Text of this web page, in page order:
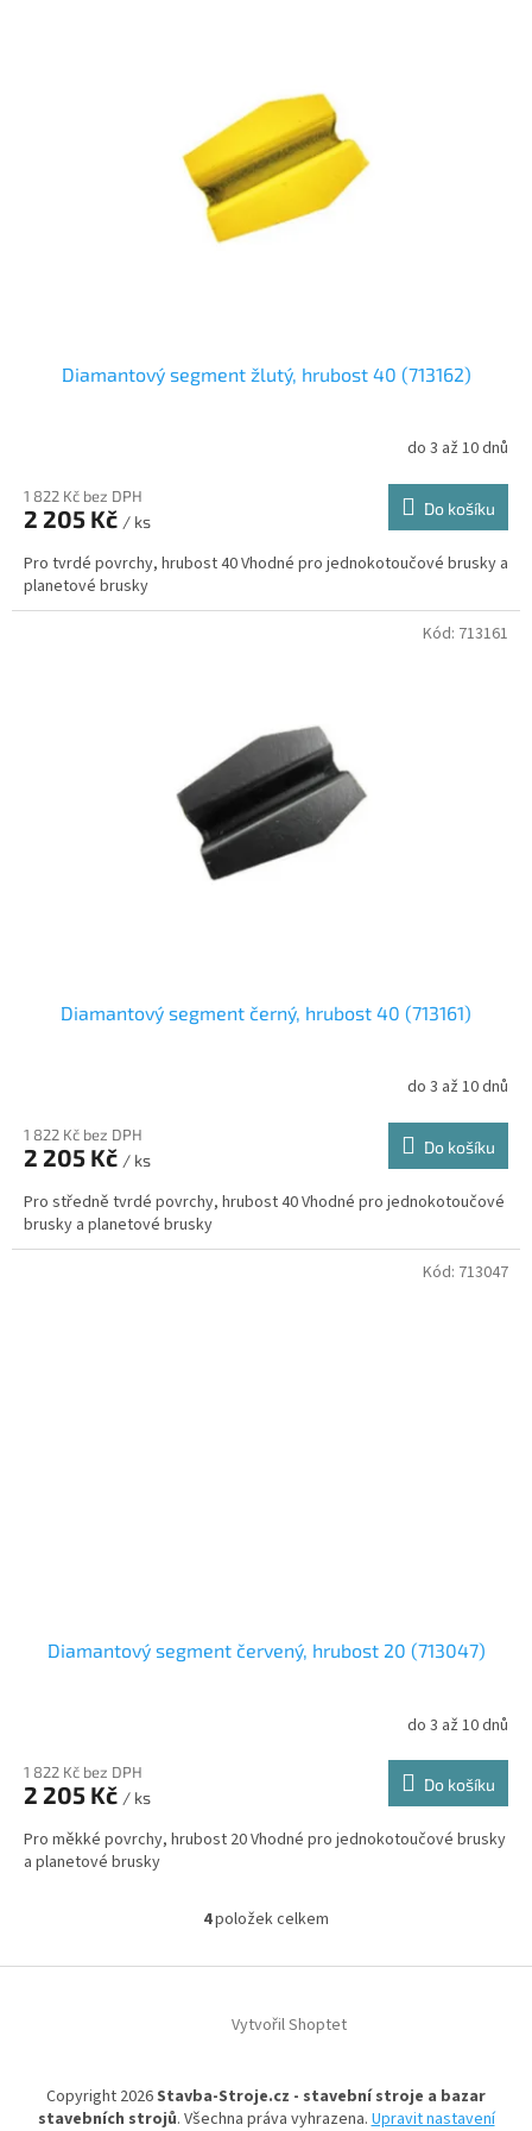
Diamantový segment žlutý, hrubost 40 (713162)
do 3 až 10 dnů
1 822 Kč bez DPH
2 205 Kč / ks
Do košíku
Pro tvrdé povrchy, hrubost 40 Vhodné pro jednokotoučové brusky a
planetové brusky
Diamantový segment černý, hrubost 40 (713161)
do 3 až 10 dnů
1 822 Kč bez DPH
2 205 Kč / ks
Do košíku
Pro středně tvrdé povrchy, hrubost 40 Vhodné pro jednokotoučové
brusky a planetové brusky
Kód: 713161
Diamantový segment červený, hrubost 20 (713047)
do 3 až 10 dnů
1 822 Kč bez DPH
2 205 Kč / ks
Do košíku
Pro měkké povrchy, hrubost 20 Vhodné pro jednokotoučové brusky
a planetové brusky
Kód: 713047
O
l
d
í
p
4položek celkem
Vytvořil Shoptet
Copyright 2026Stavba-Stroje.cz - stavební stroje a bazar
stavebních strojů. Všechna práva vyhrazena.Upravit nastavení